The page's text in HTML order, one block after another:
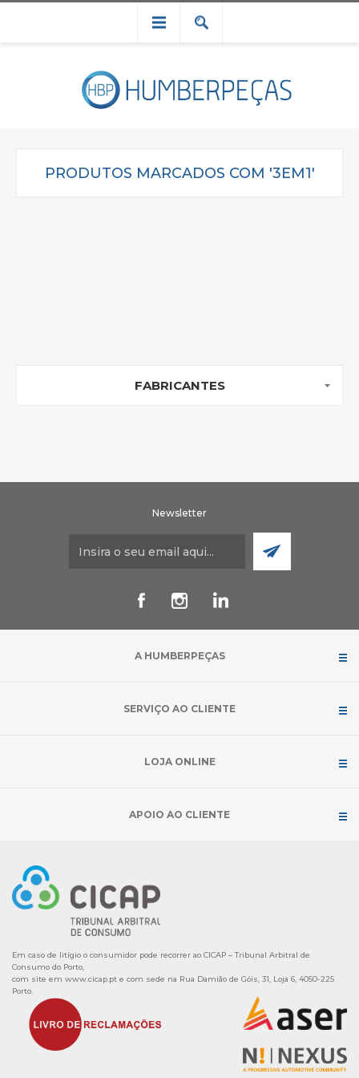
PRODUTOS MARCADOS COM '3EM1'
FABRICANTES
Newsletter
A HUMBERPEÇAS
SERVIÇO AO CLIENTE
LOJA ONLINE
APOIO AO CLIENTE
Em caso de litígio o consumidor pode recorrer ao CICAP – Tribunal Arbitral de
Consumo do Porto,
com site em www.cicap.pt e com sede na Rua Damião de Góis, 31, Loja 6, 4050-225
Porto.